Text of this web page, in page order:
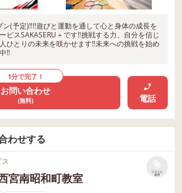
(予定)‼‼遊びと運動を通して心と身体の成長を
ビスSAKASERU＋です‼挑戦する力、自分を信じ
ひとりの未来を咲かせます‼未来への挑戦を始め
‼
1分で完了！
お問い合わせ
(無料) 電話
わせする
宮南昭和町教室
リストに
保存